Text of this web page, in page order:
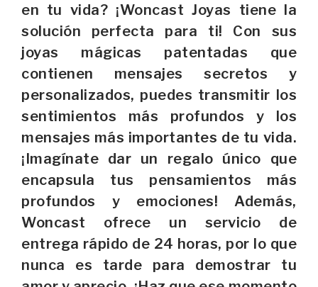
en tu vida? ¡Woncast Joyas tiene la
solución perfecta para ti! Con sus
joyas mágicas patentadas que
contienen mensajes secretos y
personalizados, puedes transmitir los
sentimientos más profundos y los
mensajes más importantes de tu vida.
¡Imagínate dar un regalo único que
encapsula tus pensamientos más
profundos y emociones! Además,
Woncast ofrece un servicio de
entrega rápido de 24 horas, por lo que
nunca es tarde para demostrar tu